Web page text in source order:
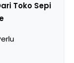
Toko Sepi